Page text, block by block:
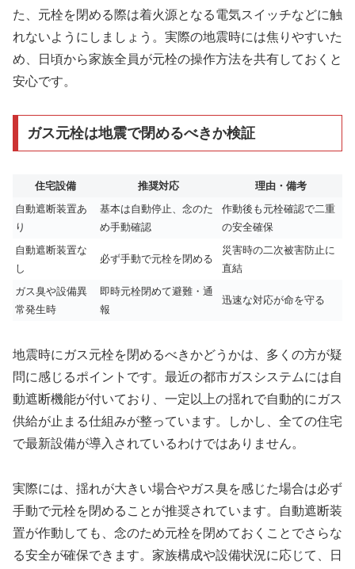
た、元栓を閉める際は着火源となる電気スイッチなどに触
れないようにしましょう。実際の地震時には焦りやすいた
め、日頃から家族全員が元栓の操作方法を共有しておくと
安心です。
ガス元栓は地震で閉めるべきか検証
住宅設備 推奨対応
理由・備考
自動遮断装置あ
り
基本は自動停止、念のた
め手動確認
作動後も元栓確認で二重
の安全確保
自動遮断装置な
し
必ず手動で元栓を閉める
災害時の二次被害防止に
直結
ガス臭や設備異
常発生時
即時元栓閉めて避難・通
報
迅速な対応が命を守る
地震時にガス元栓を閉めるべきかどうかは、多くの方が疑
問に感じるポイントです。最近の都市ガスシステムには自
動遮断機能が付いており、一定以上の揺れで自動的にガス
供給が止まる仕組みが整っています。しかし、全ての住宅
で最新設備が導入されているわけではありません。
実際には、揺れが大きい場合やガス臭を感じた場合は必ず
手動で元栓を閉めることが推奨されています。自動遮断装
置が作動しても、念のため元栓を閉めておくことでさらな
る安全が確保できます。家族構成や設備状況に応じて、日